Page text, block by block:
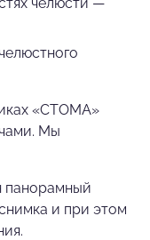
«СТОМА»
Мы
панорамный
и при этом